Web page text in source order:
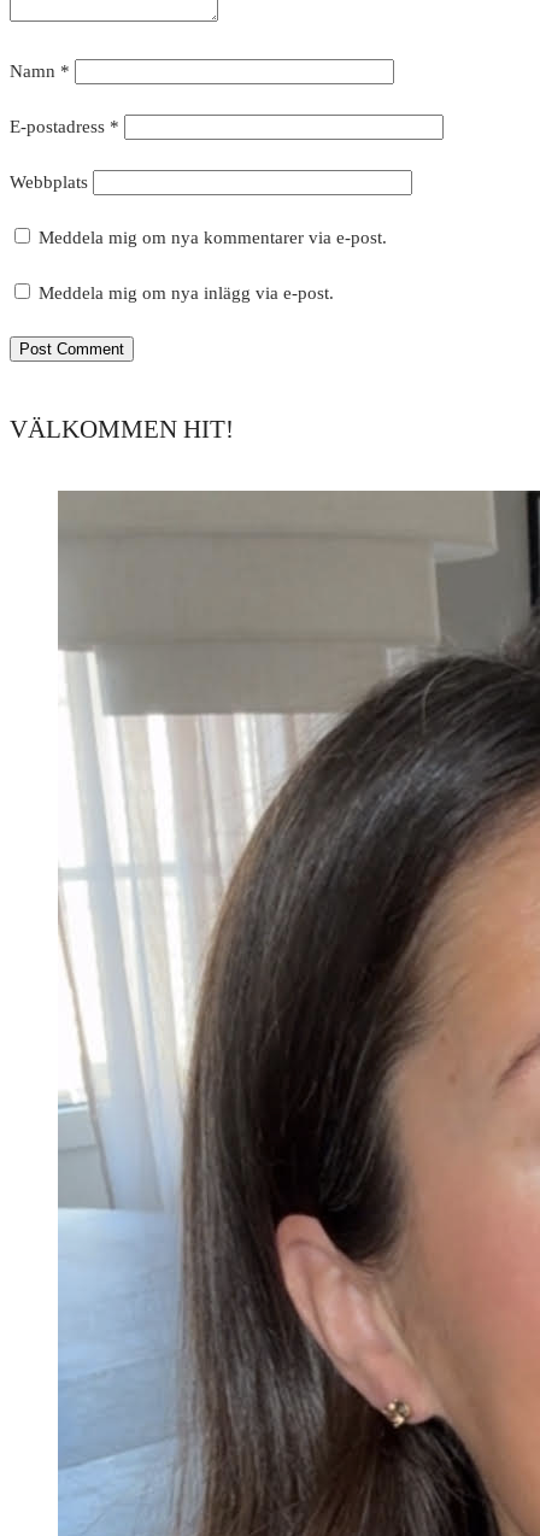
Namn *
E-postadress *
Webbplats
Meddela mig om nya kommentarer via e-post.
Meddela mig om nya inlägg via e-post.
VÄLKOMMEN HIT!